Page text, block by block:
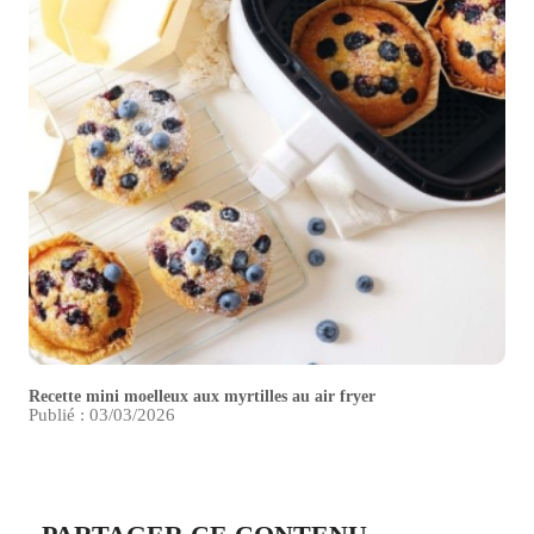
Recette mini moelleux aux myrtilles au air fryer
Publié : 03/03/2026